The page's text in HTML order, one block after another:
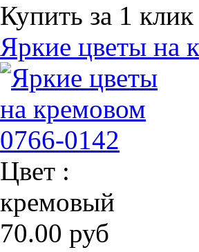
Купить за 1 клик
Яркие цветы на
Цвет :
кремовый
70.00 руб